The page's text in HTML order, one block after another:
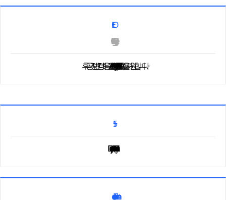
ECO
Engineering Change Order
후공정 변경 대응을 위한 ECO Cell Library로, Spare Cell 및 Filler 기반 수정을 지원합니다.
15+
SCL(Standard Cell Library) Development Projects